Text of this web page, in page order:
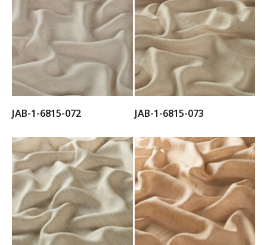
JAB-1-6815-072 JAB-1-6815-073